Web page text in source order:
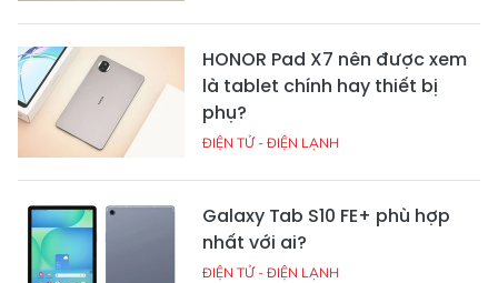
HONOR Pad X7 nên được xem
là tablet chính hay thiết bị
phụ?
ĐIỆN TỬ - ĐIỆN LẠNH
Galaxy Tab S10 FE+ phù hợp
nhất với ai?
ĐIỆN TỬ - ĐIỆN LẠNH